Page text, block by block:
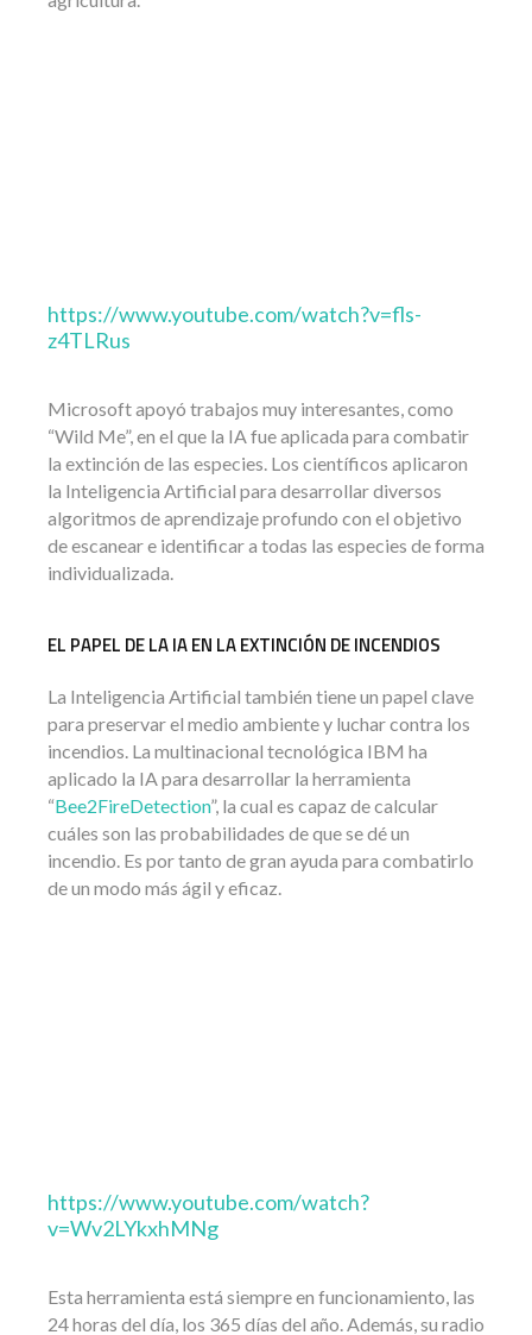
https://www.youtube.com/watch?v=fls-
z4TLRus
Microsoft apoyó trabajos muy interesantes, como
“Wild Me”, en el que la IA fue aplicada para combatir
la extinción de las especies. Los científicos aplicaron
la Inteligencia Artificial para desarrollar diversos
algoritmos de aprendizaje profundo con el objetivo
de escanear e identificar a todas las especies de forma
individualizada.
EL PAPEL DE LA IA EN LA EXTINCIÓN DE INCENDIOS
La Inteligencia Artificial también tiene un papel clave
para preservar el medio ambiente y luchar contra los
incendios. La multinacional tecnológica IBM ha
aplicado la IA para desarrollar la herramienta
“Bee2FireDetection”, la cual es capaz de calcular
cuáles son las probabilidades de que se dé un
incendio. Es por tanto de gran ayuda para combatirlo
de un modo más ágil y eficaz.
https://www.youtube.com/watch?
v=Wv2LYkxhMNg
Esta herramienta está siempre en funcionamiento, las
24 horas del día, los 365 días del año. Además, su radio